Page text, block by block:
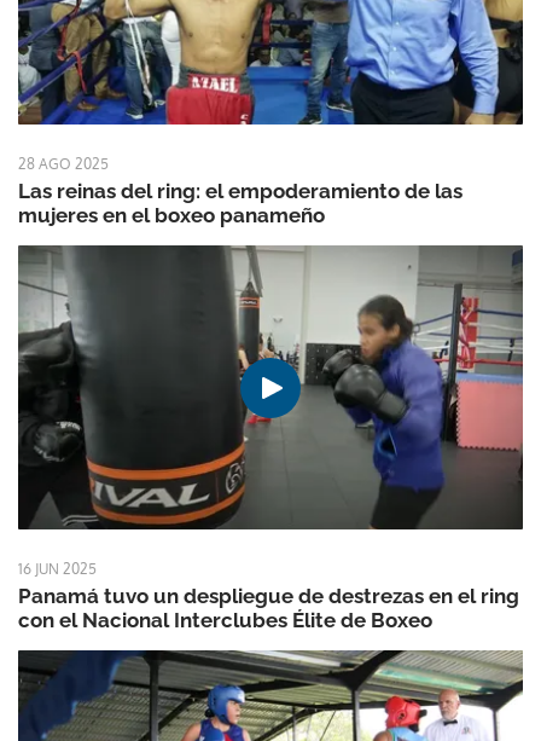
28 AGO 2025
Las reinas del ring: el empoderamiento de las
mujeres en el boxeo panameño
16 JUN 2025
Panamá tuvo un despliegue de destrezas en el ring
con el Nacional Interclubes Élite de Boxeo